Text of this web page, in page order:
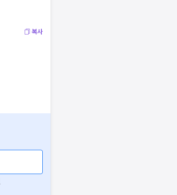
복사